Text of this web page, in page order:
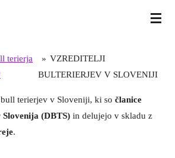
terierja
» VZREDITELJI
BULTERIERJEV V SLOVENIJI
terierjev v Sloveniji, ki so članice
(DBTS) in delujejo v skladu z
.